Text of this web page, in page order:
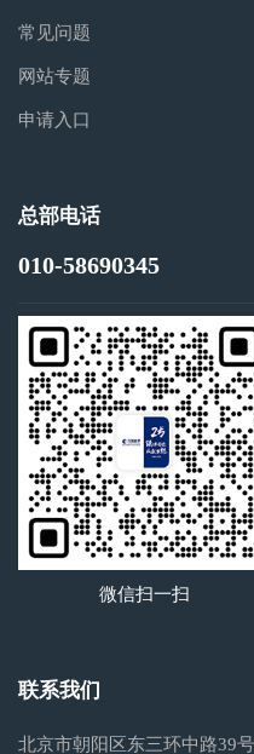
常见问题
网站专题
申请入口
总部电话
010-58690345
微信扫一扫
联系我们
北京市朝阳区东三环中路39